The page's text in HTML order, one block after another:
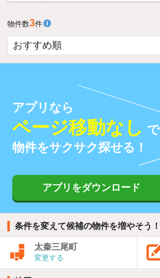
物件数3件
アプリなら
ページ移動なし で
物件をサクサク探せる！
アプリをダウンロード
条件を変えて候補の物件を増やそう！
太秦三尾町
変更する